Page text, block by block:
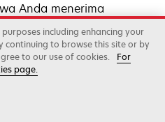
Anda menerima
toner berpaten ini
dan tunduk pada
kartrij hanya boleh
penggunaan awal ini,
kartrij hanya ke
ulang dan/atau didaur
including enhancing your
continuing to browse this site or by
to our use of cookies.
For
page.